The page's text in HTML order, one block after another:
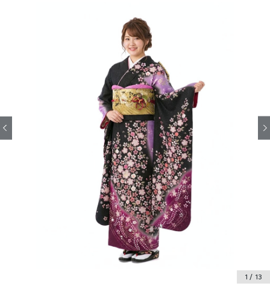
法人・グループの
お客様はこちら
1 / 13